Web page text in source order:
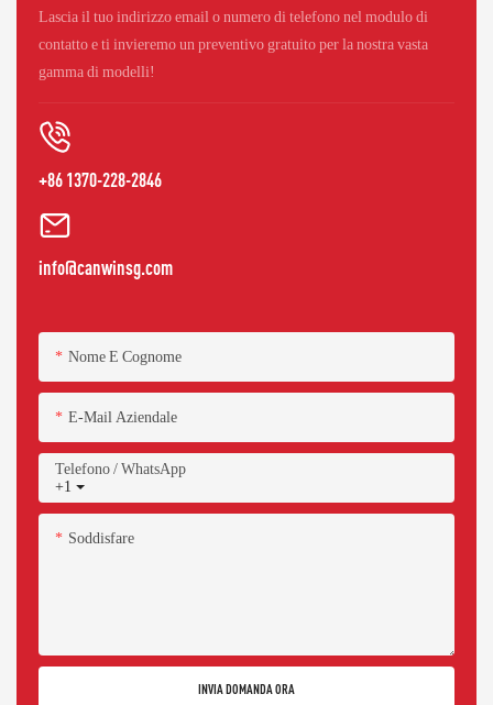
Lascia il tuo indirizzo email o numero di telefono nel modulo di
contatto e ti invieremo un preventivo gratuito per la nostra vasta
gamma di modelli!
+86 1370-228-2846
info@canwinsg.com
Nome E Cognome
E-Mail Aziendale
+1
Telefono / WhatsApp
Soddisfare
INVIA DOMANDA ORA